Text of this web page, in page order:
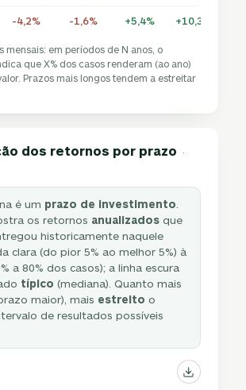
-4,2% -1,6% +5,4% +10,3%
mensais: em períodos de N anos, o
que X% dos casos renderam (ao ano)
Prazos mais longos tendem a estreitar
dos retornos por prazo ·
é um prazo de investimento
os retornos anualizados que
historicamente naquele
clara (do pior 5% ao melhor 5%) à
a 80% dos casos); a linha escura
típico (mediana). Quanto mais
maior), mais estreito o
de resultados possíveis